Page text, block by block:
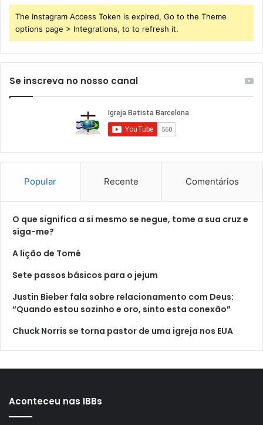
The Instagram Access Token is expired, Go to the Theme
options page > Integrations, to to refresh it.
Se inscreva no nosso canal
Popular Recente Comentários
O que significa a si mesmo se negue, tome a sua cruz e
siga-me?
A lição de Tomé
Sete passos básicos para o jejum
Justin Bieber fala sobre relacionamento com Deus:
“Quando estou sozinho e oro, sinto esta conexão”
Chuck Norris se torna pastor de uma igreja nos EUA
Aconteceu nas IBBs